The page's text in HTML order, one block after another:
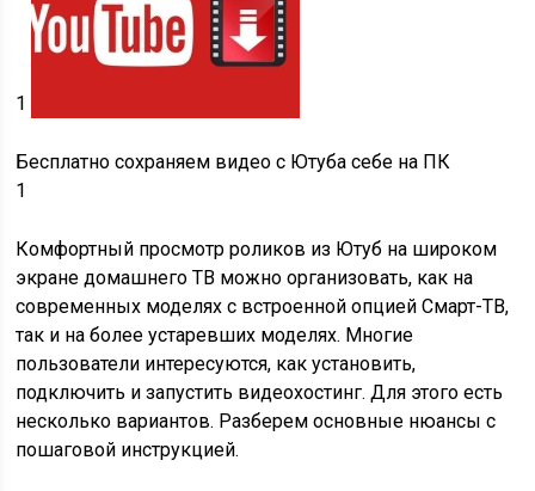
1
Бесплатно сохраняем видео с Ютуба себе на ПК
1
Комфортный просмотр роликов из Ютуб на широком
экране домашнего ТВ можно организовать, как на
современных моделях с встроенной опцией Смарт-ТВ,
так и на более устаревших моделях. Многие
пользователи интересуются, как установить,
подключить и запустить видеохостинг. Для этого есть
несколько вариантов. Разберем основные нюансы с
пошаговой инструкцией.